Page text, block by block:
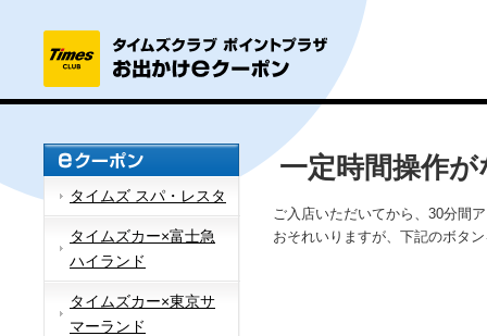
タイムズ スパ・レスタ
タイムズカー×富士急
ハイランド
タイムズカー×東京サ
マーランド
一定時間操作
ご入店いただいてから、30分間
おそれいりますが、下記のボタ